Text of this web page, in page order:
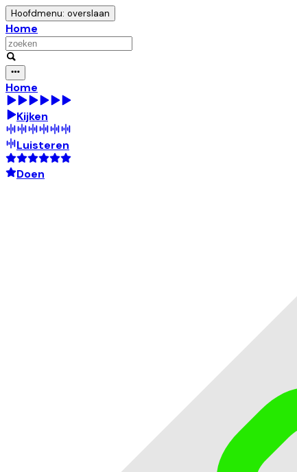
Hoofdmenu: overslaan
Home
Home
Kijken
Luisteren
Doen